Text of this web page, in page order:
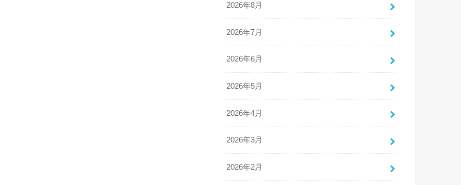
2026年8月
2026年7月
2026年6月
2026年5月
2026年4月
2026年3月
2026年2月